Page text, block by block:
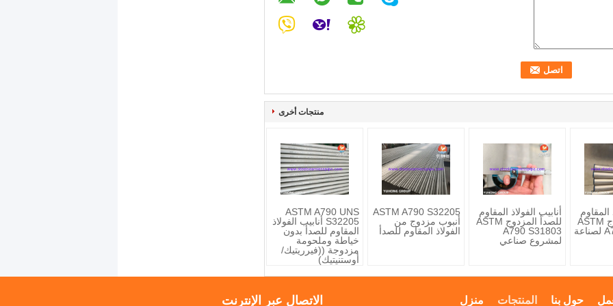
منتجات أخرى
ASTM A790 UNS
S32205 أنابيب الفولاذ
المقاوم للصدأ بدون
خياطة وملحومة
مزدوجة ((فيرريتيك/
أوستنيتيك)
ASTM A790 S32205
أنبوب مزدوج من
الفولاذ المقاوم للصدأ
أنابيب الفولاذ المقاوم
للصدأ المزدوج ASTM
A790 S31803
لمشروع صناعي
المقاوم
للصدأ المزدوج ASTM
A790 S32205 لصناعة
الاتصال عبر الإنترنت حول بنا المنتجات منزل